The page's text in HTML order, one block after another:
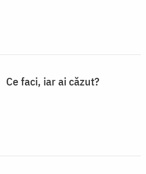
Ce faci, iar ai căzut?